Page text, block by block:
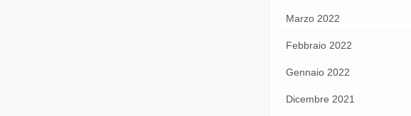
Marzo 2022
Febbraio 2022
Gennaio 2022
Dicembre 2021